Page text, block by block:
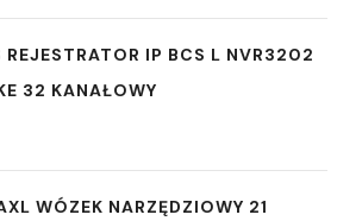
REJESTRATOR IP BCS L NVR3202
32 KANAŁOWY
WÓZEK NARZĘDZIOWY 21